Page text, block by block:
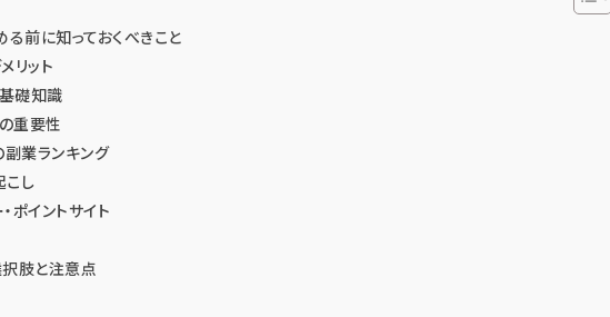
前に知っておくべきこと
リット
礎知識
重要性
業ランキング
こし
ポイントサイト
択肢と注意点